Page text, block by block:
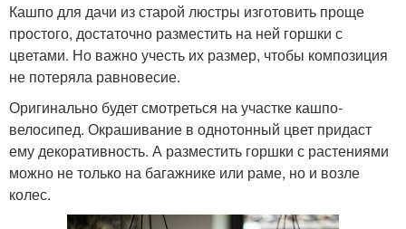
Кашпо для дачи из старой люстры изготовить проще
простого, достаточно разместить на ней горшки с
цветами. Но важно учесть их размер, чтобы композиция
не потеряла равновесие.
Оригинально будет смотреться на участке кашпо-
велосипед. Окрашивание в однотонный цвет придаст
ему декоративность. А разместить горшки с растениями
можно не только на багажнике или раме, но и возле
колес.